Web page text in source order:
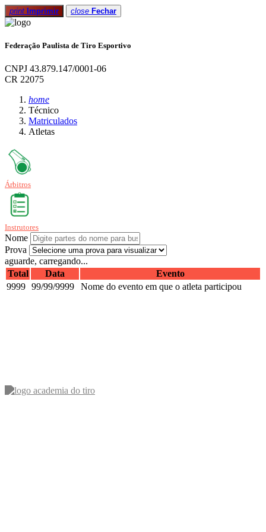
print Imprimir close Fechar
Federação Paulista de Tiro Esportivo
CNPJ 43.879.147/0001-06
CR 22075
home
Técnico
Matriculados
Atletas
Árbitros
Instrutores
Nome
Prova
aguarde, carregando...
Total
Data
Evento
9999 99/99/9999 Nome do evento em que o atleta participou